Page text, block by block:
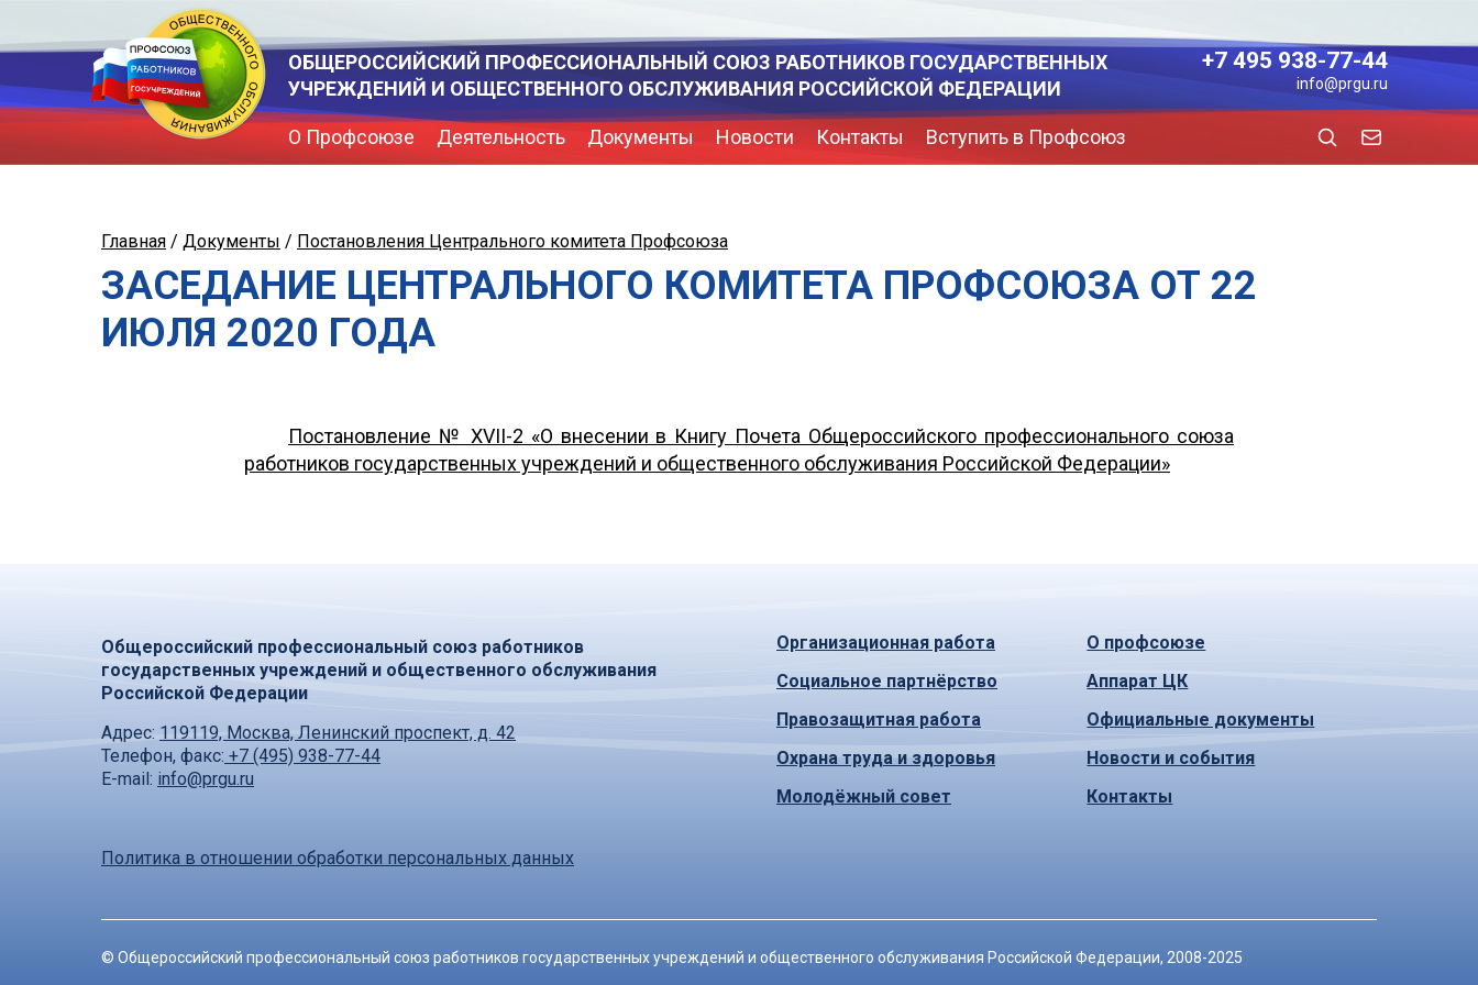
ОБЩЕРОССИЙСКИЙ ПРОФЕССИОНАЛЬНЫЙ СОЮЗ РАБОТНИКОВ ГОСУДАРСТВЕННЫХ
УЧРЕЖДЕНИЙ И ОБЩЕСТВЕННОГО ОБСЛУЖИВАНИЯ РОССИЙСКОЙ ФЕДЕРАЦИИ
+7 495 938-77-44
info@prgu.ru
О Профсоюзе Деятельность Документы Новости Контакты Вступить в Профсоюз
Главная / Документы / Постановления Центрального комитета Профсоюза
ЗАСЕДАНИЕ ЦЕНТРАЛЬНОГО КОМИТЕТА ПРОФСОЮЗА ОТ 22
ИЮЛЯ 2020 ГОДА
Постановление № XVII-2 «О внесении в Книгу Почета Общероссийского профессионального союза
работников государственных учреждений и общественного обслуживания Российской Федерации»
Общероссийский профессиональный союз работников
государственных учреждений и общественного обслуживания
Российской Федерации
Адрес: 119119, Москва, Ленинский проспект, д. 42
Телефон, факс: +7 (495) 938-77-44
E-mail: info@prgu.ru
Политика в отношении обработки персональных данных
Организационная работа
Социальное партнёрство
Правозащитная работа
Охрана труда и здоровья
Молодёжный совет
О профсоюзе
Аппарат ЦК
Официальные документы
Новости и события
Контакты
© Общероссийский профессиональный союз работников государственных учреждений и общественного обслуживания Российской Федерации, 2008-2025